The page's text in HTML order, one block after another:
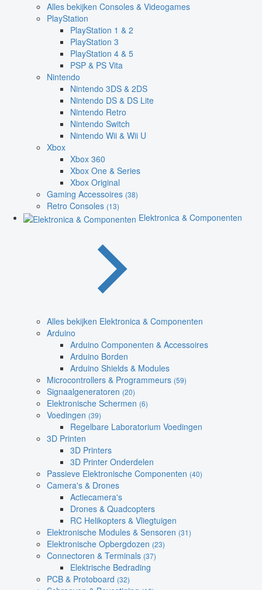
Alles bekijken Consoles & Videogames
PlayStation
PlayStation 1 & 2
PlayStation 3
PlayStation 4 & 5
PSP & PS Vita
Nintendo
Nintendo 3DS & 2DS
Nintendo DS & DS Lite
Nintendo Retro
Nintendo Switch
Nintendo Wii & Wii U
Xbox
Xbox 360
Xbox One & Series
Xbox Original
Gaming Accessoires (38)
Retro Consoles (13)
Elektronica & Componenten
Alles bekijken Elektronica & Componenten
Arduino
Arduino Componenten & Accessoires
Arduino Borden
Arduino Shields & Modules
Microcontrollers & Programmeurs (59)
Signaalgeneratoren (20)
Elektronische Schermen (6)
Voedingen (39)
Regelbare Laboratorium Voedingen
3D Printen
3D Printers
3D Printer Onderdelen
Passieve Elektronische Componenten (40)
Camera's & Drones
Actiecamera's
Drones & Quadcopters
RC Helikopters & Vliegtuigen
Elektronische Modules & Sensoren (31)
Elektronische Opbergdozen (23)
Connectoren & Terminals (37)
Elektrische Bedrading
PCB & Protoboard (32)